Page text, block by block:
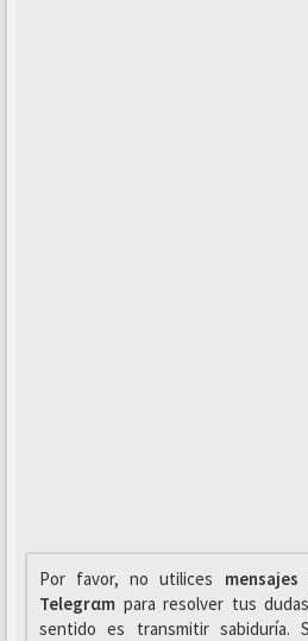
Por favor, no utilices
Telegrαm para resolver tus
sentido es transmitir sabiduría.